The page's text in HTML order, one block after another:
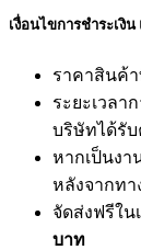
เงื่อนไขการชำระเงิ
ราคาสินค้
ระยะเวลา
บริษัทได้รั
หากเป็นงา
หลังจากท
จัดส่งฟรีใ
บาท